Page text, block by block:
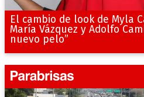
El cambio de look de Myla
María Vázquez y Adolfo
nuevo pelo”